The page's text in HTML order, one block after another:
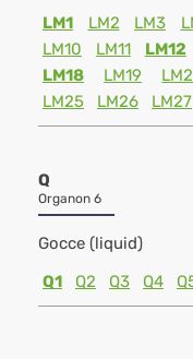
LM1
LM2 LM3
LM10
LM11 LM12
LM18
LM19
LM25
LM26 LM27
Q
Organon 6
Gocce (liquid)
Q1
Q2 Q3 Q4